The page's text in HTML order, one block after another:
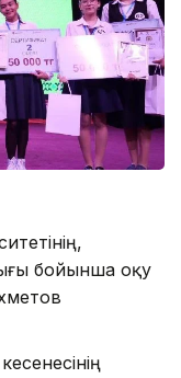
бойынша оқу